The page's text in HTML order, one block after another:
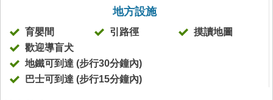
地方設施
育嬰間 引路徑
摸讀地圖
歡迎導盲犬
地鐵可到達 (步行30分鐘內)
巴士可到達 (步行15分鐘內)